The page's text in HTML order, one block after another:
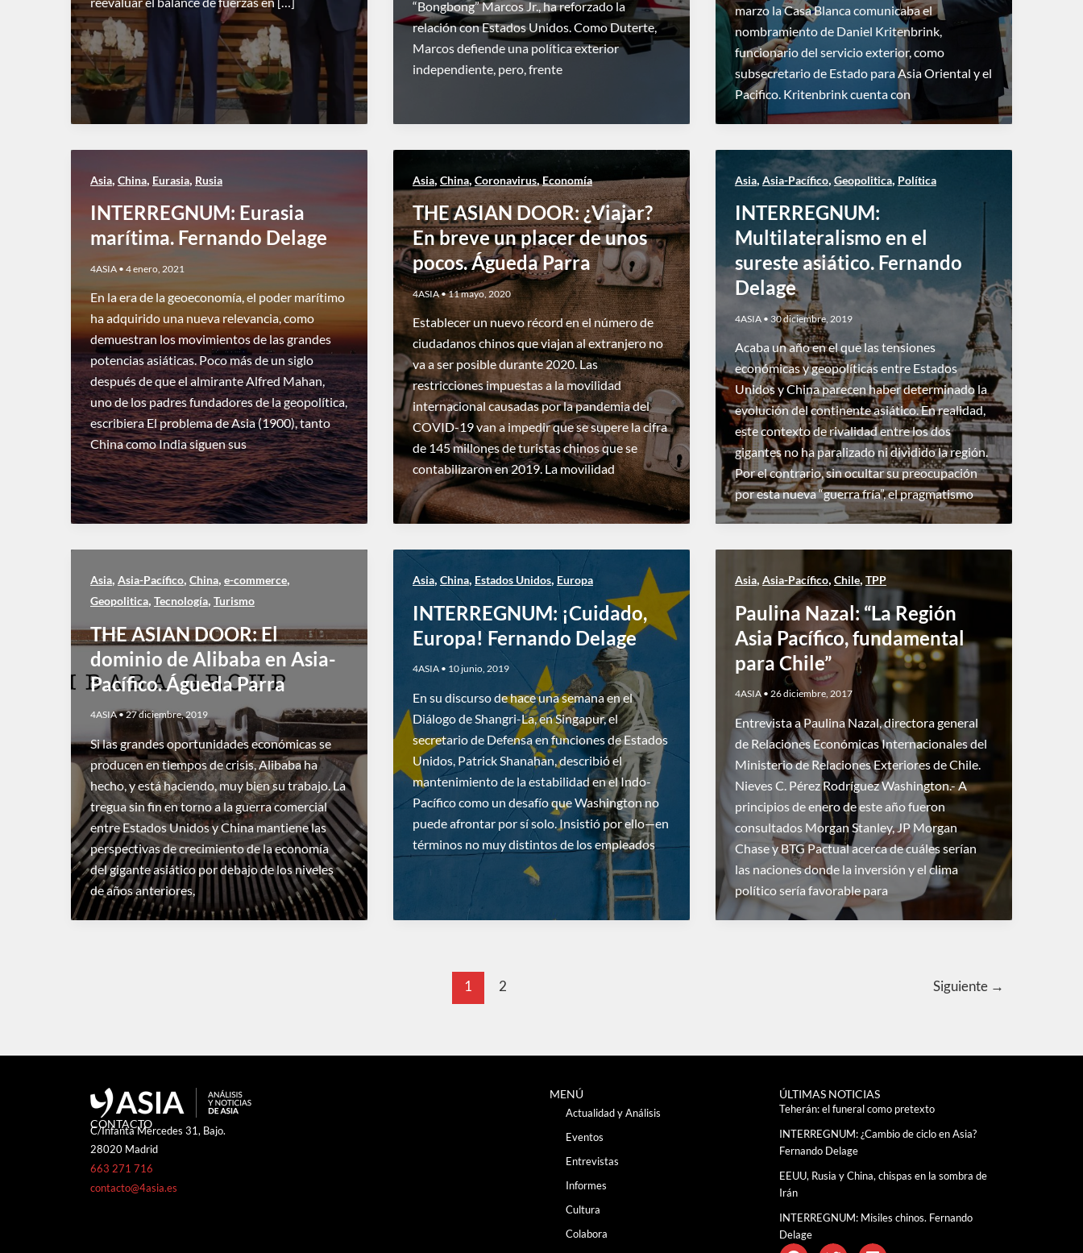
“Bongbong” Marcos Jr., ha reforzado la
relación con Estados Unidos. Como Duterte,
Marcos defiende una política exterior
independiente, pero, frente
marzo la Casa Blanca comunicaba el
nombramiento de Daniel Kritenbrink,
funcionario del servicio exterior, como
subsecretario de Estado para Asia Oriental y el
Pacifico. Kritenbrink cuenta con
Asia China Eurasia Rusia
INTERREGNUM: Eurasia
marítima. Fernando Delage
4ASIA • 4 enero, 2021
En la era de la geoeconomía, el poder marítimo
ha adquirido una nueva relevancia, como
demuestran los movimientos de las grandes
potencias asiáticas. Poco más de un siglo
después de que el almirante Alfred Mahan,
uno de los padres fundadores de la geopolítica,
escribiera El problema de Asia (1900), tanto
China como India siguen sus
Asia,China, Coronavirus, Economía
THE ASIAN DOOR: ¿Viajar?
En breve un placer de unos
pocos. Águeda Parra
4ASIA•11 mayo, 2020
Establecer un nuevo récord en el número de
ciudadanos chinos que viajan al extranjero no
va a ser posible durante 2020. Las
restricciones impuestas a la movilidad
internacional causadas por la pandemia del
COVID-19 van a impedir que se supere la cifra
de 145 millones de turistas chinos que se
contabilizaron en 2019. La movilidad
Asia, Asia-Pacífico, Geopolitica, Política
INTERREGNUM:
Multilateralismo en el
sureste asiático. Fernando
Delage
4ASIA • 30 diciembre, 2019
Acaba un año en el que las tensiones
económicas y geopolíticas entre Estados
Unidos y China parecen haber determinado la
evolución del continente asiático. En realidad,
este contexto de rivalidad entre los dos
gigantes no ha paralizado ni dividido la región.
Por el contrario, sin ocultar su preocupación
por esta nueva “guerra fría”, el pragmatismo
Asia, Asia-Pacífico, China, e-commerce,
Geopolitica, Tecnología, Turismo
THE ASIAN DOOR: El
dominio de Alibaba en Asia-
Pacífico. Águeda Parra
4ASIA•27 diciembre, 2019
Si las grandes oportunidades económicas se
producen en tiempos de crisis, Alibaba ha
hecho, y está haciendo, muy bien su trabajo. La
tregua sin fin en torno a la guerra comercial
entre Estados Unidos y China mantiene las
perspectivas de crecimiento de la economía
del gigante asiático por debajo de los niveles
de años anteriores,
Asia, China, Estados Unidos, Europa
INTERREGNUM: ¡Cuidado,
Europa! Fernando Delage
4ASIA • 10 junio, 2019
En su discurso de hace una semana en el
Diálogo de Shangri-La, en Singapur, el
secretario de Defensa en funciones de Estados
Unidos, Patrick Shanahan, describió el
mantenimiento de la estabilidad en el Indo-
Pacífico como un desafío que Washington no
puede afrontar por sí solo. Insistió por ello—en
términos no muy distintos de los empleados
Asia, Asia-Pacífico, Chile, TPP
Paulina Nazal: “La Región
Asia Pacífico, fundamental
para Chile”
4ASIA • 26 diciembre, 2017
Entrevista a Paulina Nazal, directora general
de Relaciones Económicas Internacionales del
Ministerio de Relaciones Exteriores de Chile.
Nieves C. Pérez Rodríguez Washington.- A
principios de enero de este año fueron
consultados Morgan Stanley, JP Morgan
Chase y BTG Pactual acerca de cuáles serían
las naciones donde la inversión y el clima
político sería favorable para
1 2 Siguiente →
CONTACTO
C/Infanta Mercedes 31, Bajo.
28020 Madrid
663 271 716
contacto@4asia.es
MENÚ
Actualidad y Análisis
Eventos
Entrevistas
Informes
Cultura
Colabora
ÚLTIMAS NOTICIAS
Teherán: el funeral como pretexto
INTERREGNUM: ¿Cambio de ciclo en Asia?
Fernando Delage
EEUU, Rusia y China, chispas en la sombra de
Irán
INTERREGNUM: Misiles chinos. Fernando
Delage